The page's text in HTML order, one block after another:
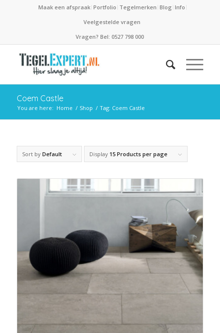
Maak een afspraak Portfolio Tegelmerken Blog Info
Veelgestelde vragen
Vragen? Bel: 0527 798 000
Coem Castle
You are here: Home / Shop / Tag: Coem Castle
Sort by Default Display 15 Products per page